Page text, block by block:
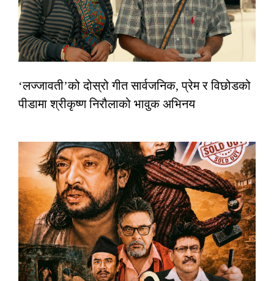
‘लज्जावती’को दोस्रो गीत सार्वजनिक, प्रेम र विछोडको
पीडामा श्रीकृष्ण निरौलाको भावुक अभिनय